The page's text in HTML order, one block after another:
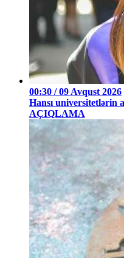
00:30 / 09 Avqust 2026
Hansı universitetlərin
AÇIQLAMA